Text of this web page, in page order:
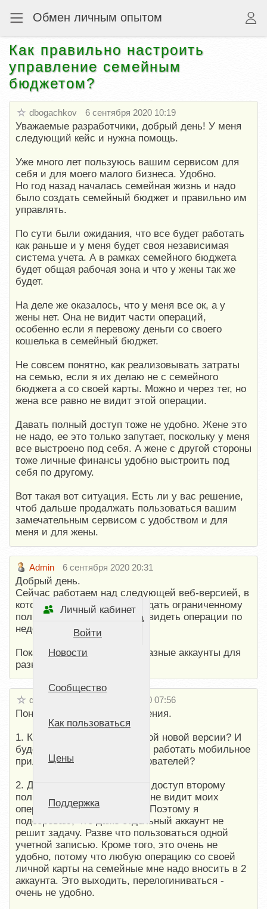
Стартовая страница
Новости
Сообщество
Как пользоваться
Цены
Поддержка
Личный кабинет
Войти
Обмен личным опытом
Как правильно настроить
управление семейным
бюджетом?
dbogachkov 6 сентября 2020 10:19
Уважаемые разработчики, добрый день! У меня
следующий кейс и нужна помощь.
Уже много лет пользуюсь вашим сервисом для
себя и для моего малого бизнеса. Удобно.
Но год назад началась семейная жизнь и надо
было создать семейный бюджет и правильно им
управлять.
По сути были ожидания, что все будет работать
как раньше и у меня будет своя независимая
система учета. А в рамках семейного бюджета
будет общая рабочая зона и что у жены так же
будет.
На деле же оказалось, что у меня все ок, а у
жены нет. Она не видит части операций,
особенно если я перевожу деньги со своего
кошелька в семейный бюджет.
Не совсем понятно, как реализовывать затраты
на семью, если я их делаю не с семейного
бюджета а со своей карты. Можно и через тег, но
жена все равно не видит этой операции.
Давать полный доступ тоже не удобно. Жене это
не надо, ее это только запутает, поскольку у меня
все выстроено под себя. А жене с другой стороны
тоже личные финансы удобно выстроить под
себя по другому.
Вот такая вот ситуация. Есть ли у вас решение,
чтоб дальше продалжать пользоваться вашим
замечательным сервисом с удобством и для
меня и для жены.
Admin 6 сентября 2020 20:31
Добрый день.
Сейчас работаем над следующей веб-версией, в
которой будет возможность дать ограниченному
пользователю возможность видеть операции по
недоступным счетам.
Пока, как вариант, завести разные аккаунты для
разных целей.
dbogachkov 7 сентября 2020 07:56
Понял, спасибо. Есть уточнения.
1. Когда ожидается релиз этой новой версии? И
будет ли при этом корректно работать мобильное
приложение у разных пользователей?
2. Даже, если я даю полный доступ второму
пользователю, он все равно не видит моих
операций по перемещению. Поэтому я
подозреваю, что даже отдельный аккаунт не
решит задачу. Разве что пользоваться одной
учетной записью. Кроме того, это очень не
удобно, потому что любую операцию со своей
личной карты на семейные мне надо вносить в 2
аккаунта. Это выходить, перелогиниваться -
очень не удобно.